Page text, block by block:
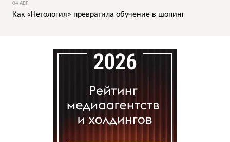
04 АВГ
Как «Нетология» превратила обучение в шопинг